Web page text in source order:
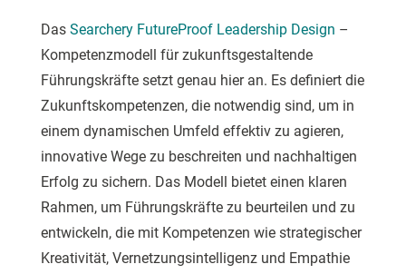
Das Searchery FutureProof Leadership Design –
Kompetenzmodell für zukunftsgestaltende
Führungskräfte setzt genau hier an. Es definiert die
Zukunftskompetenzen, die notwendig sind, um in
einem dynamischen Umfeld effektiv zu agieren,
innovative Wege zu beschreiten und nachhaltigen
Erfolg zu sichern. Das Modell bietet einen klaren
Rahmen, um Führungskräfte zu beurteilen und zu
entwickeln, die mit Kompetenzen wie strategischer
Kreativität, Vernetzungsintelligenz und Empathie